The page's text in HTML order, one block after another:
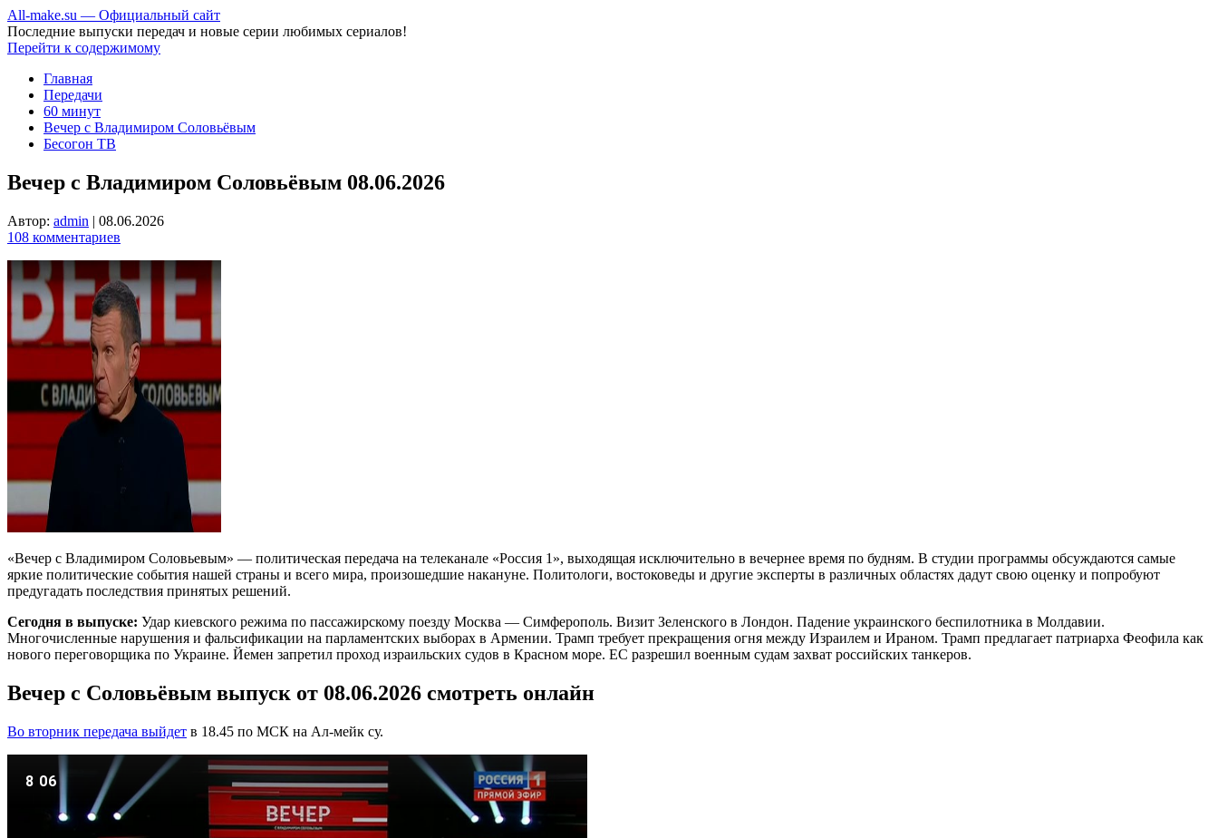
All-make.su — Официальный сайт
Последние выпуски передач и новые серии любимых сериалов!
Перейти к содержимому
Главная
Передачи
60 минут
Вечер с Владимиром Соловьёвым
Бесогон ТВ
Вечер с Владимиром Соловьёвым 08.06.2026
Автор: admin | 08.06.2026
108 комментариев
«Вечер с Владимиром Соловьевым» — политическая передача на телеканале «Россия 1», выходящая исключительно в вечернее время по будням. В студии программы обсуждаются самые
яркие политические события нашей страны и всего мира, произошедшие накануне. Политологи, востоковеды и другие эксперты в различных областях дадут свою оценку и попробуют
предугадать последствия принятых решений.
Сегодня в выпуске: Удар киевского режима по пассажирскому поезду Москва — Симферополь. Визит Зеленского в Лондон. Падение украинского беспилотника в Молдавии.
Многочисленные нарушения и фальсификации на парламентских выборах в Армении. Трамп требует прекращения огня между Израилем и Ираном. Трамп предлагает патриарха Феофила как
нового переговорщика по Украине. Йемен запретил проход израильских судов в Красном море. ЕС разрешил военным судам захват российских танкеров.
Вечер с Соловьёвым выпуск от 08.06.2026 смотреть онлайн
Во вторник передача выйдет в 18.45 по МСК на Ал-мейк су.